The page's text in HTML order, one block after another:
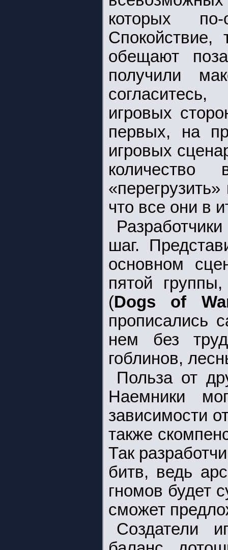
которых по-
Спокойствие,
обещают
получили
игровых
первых, на
игровых
что все они в
шаг.
основном
пятой
(Dogs of
прописались
нем без
гоблинов,
Польза от
Наемники
зависимости
также
Так
битв, ведь
гномов будет
сможет
Создатели